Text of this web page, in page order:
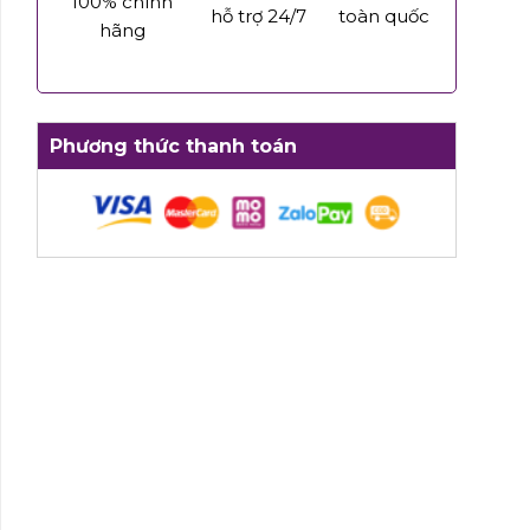
hãng
hỗ trợ 24/7
toàn quốc
Phương thức thanh toán